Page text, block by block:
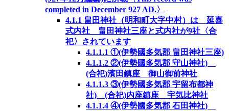
completed in December 927 AD.〉
4.1.1 畠田神社（明和町大字中村）は 延喜
式内社 畠田神社三座と式内社が9社〈合
祀〉されています
4.1.1.1 ①(伊勢國多気郡 畠田神社三座)
4.1.1.2 ②(伊勢國多気郡 守山神社)
(合祀)濱田鎮座 御山御前神社
4.1.1.3 ③(伊勢國多気郡 宇留布都神
社) (合祀)内座鎮座 宇気比神社
4.1.1.4 ④(伊勢國多気郡 石田神社)